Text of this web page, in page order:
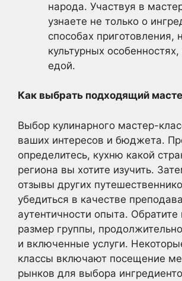
народа. Участвуя в
узнаете не только о
способах приготовления,
культурных
едой.
Как выбрать подходящий
Выбор кулинарного мастер-
ваших интересов и бюджета.
определитесь, кухню какой
региона вы хотите изучить.
отзывы других
убедиться в качестве
аутентичности опыта.
размер группы,
и включенные услуги.
классы включают посещение
рынков для выбора